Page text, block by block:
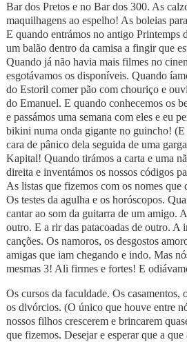
Bar dos Pretos e no Bar dos 300. As
maquilhagens ao espelho! As boleias
E quando entrámos no antigo Printemps
um balão dentro da camisa a fingir que
Quando já não havia mais filmes no
esgotávamos os disponíveis. Quando
do Estoril comer pão com chouriço e
do Emanuel. E quando conhecemos os
e passámos uma semana com eles e eu
bikini numa onda gigante no guincho!
cara de pânico dela seguida de uma
Kapital! Quando tirámos a carta e uma
direita e inventámos os nossos códigos
As listas que fizemos com os nomes que
Os testes da agulha e os horóscopos.
cantar ao som da guitarra de um amigo.
outro. E a rir das patacoadas de outro. A
canções. Os namoros, os desgostos
amigas que iam chegando e indo. Mas
mesmas 3! Ali firmes e fortes! E
Os cursos da faculdade. Os casamentos,
os divórcios. (O único que houve entre
nossos filhos crescerem e brincarem
que fizemos. Desejar e esperar que a